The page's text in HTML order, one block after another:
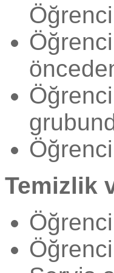
Temizlik